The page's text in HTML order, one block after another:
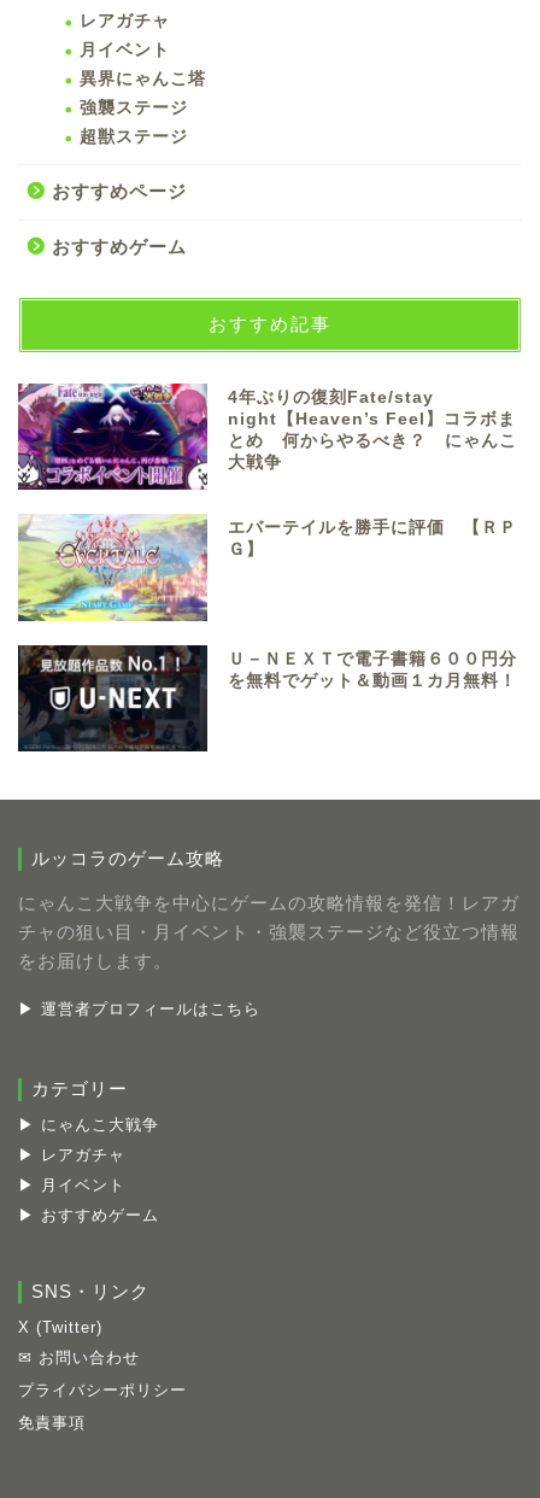
レアガチャ
月イベント
異界にゃんこ塔
強襲ステージ
超獣ステージ
おすすめページ
おすすめゲーム
おすすめ記事
4年ぶりの復刻Fate/stay
night【Heaven’s Feel】コラボま
とめ 何からやるべき？ にゃんこ
大戦争
エバーテイルを勝手に評価 【ＲＰ
Ｇ】
Ｕ－ＮＥＸＴで電子書籍６００円分
を無料でゲット＆動画１カ月無料！
ルッコラのゲーム攻略
にゃんこ大戦争を中心にゲームの攻略情報を発信！レアガ
チャの狙い目・月イベント・強襲ステージなど役立つ情報
をお届けします。
▶ 運営者プロフィールはこちら
カテゴリー
▶ にゃんこ大戦争
▶ レアガチャ
▶ 月イベント
▶ おすすめゲーム
SNS・リンク
X (Twitter)
✉ お問い合わせ
プライバシーポリシー
免責事項